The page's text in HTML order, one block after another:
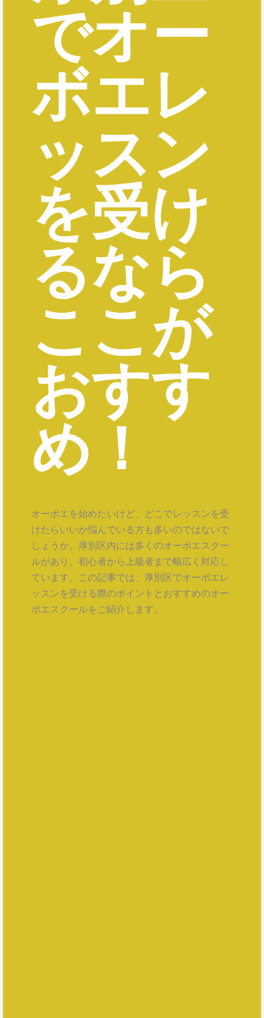
でオー
ボエレ
ッスン
を受け
るなら
ここが
おすす
め！
オーボエを始めたいけど、どこでレッスンを受
けたらいいか悩んでいる方も多いのではないで
しょうか。厚別区内には多くのオーボエスクー
ルがあり、初心者から上級者まで幅広く対応し
ています。この記事では、厚別区でオーボエレ
ッスンを受ける際のポイントとおすすめのオー
ボエスクールをご紹介します。